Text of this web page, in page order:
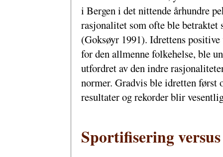
i Bergen i det nittende århundre
rasjonalitet som ofte ble betraktet
(Goksøyr 1991). Idrettens
for den allmenne folkehelse, ble
utfordret av den indre
normer. Gradvis ble idretten først
resultater og rekorder blir
Sportifisering